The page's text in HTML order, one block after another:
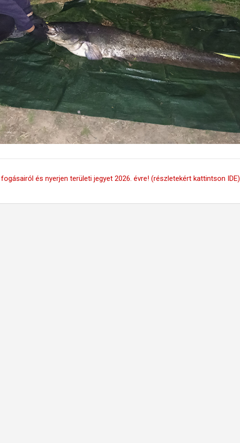
és nyerjen területi jegyet 2026. évre! (részletekért kattintson IDE)